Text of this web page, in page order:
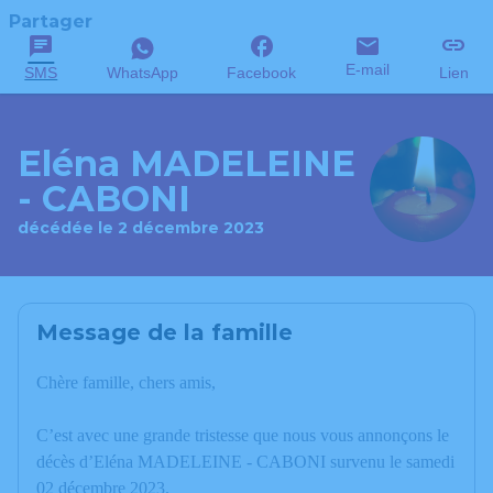
Partager
SMS WhatsApp Facebook E-mail Lien
Eléna MADELEINE
- CABONI
décédée le 2 décembre 2023
Message de la famille
Chère famille, chers amis,
C’est avec une grande tristesse que nous vous annonçons le
décès d’Eléna MADELEINE - CABONI survenu le samedi
02 décembre 2023.